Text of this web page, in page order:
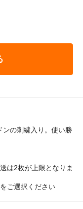
ンの刺繍入り。使い勝
は2枚が上限となりま
ご選択ください